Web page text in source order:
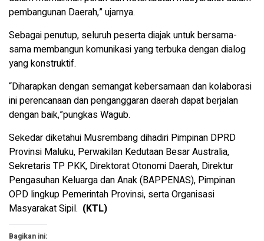
pembangunan Daerah,” ujarnya.
Sebagai penutup, seluruh peserta diajak untuk bersama-
sama membangun komunikasi yang terbuka dengan dialog
yang konstruktif.
“Diharapkan dengan semangat kebersamaan dan kolaborasi
ini perencanaan dan penganggaran daerah dapat berjalan
dengan baik,”pungkas Wagub.
Sekedar diketahui Musrembang dihadiri Pimpinan DPRD
Provinsi Maluku, Perwakilan Kedutaan Besar Australia,
Sekretaris TP PKK, Direktorat Otonomi Daerah, Direktur
Pengasuhan Keluarga dan Anak (BAPPENAS), Pimpinan
OPD lingkup Pemerintah Provinsi, serta Organisasi
Masyarakat Sipil. (KTL)
Bagikan ini: